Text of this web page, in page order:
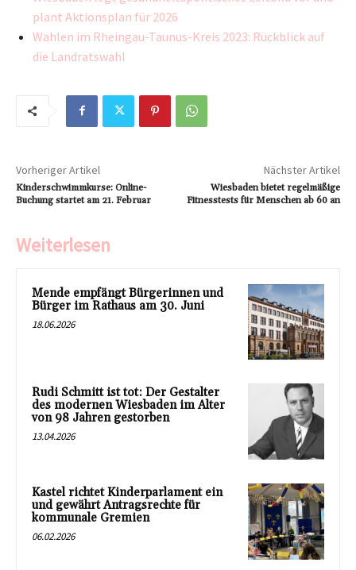
plant Aktionsplan für 2026
Wahlen im Rheingau-Taunus-Kreis 2023: Rückblick auf
die Landratswahl
Vorheriger Artikel
Kinderschwimmkurse: Online-
Buchung startet am 21. Februar
Nächster Artikel
Wiesbaden bietet regelmäßige
Fitnesstests für Menschen ab 60 an
Weiterlesen
Mende empfängt Bürgerinnen und
Bürger im Rathaus am 30. Juni
18.06.2026
Rudi Schmitt ist tot: Der Gestalter
des modernen Wiesbaden im Alter
von 98 Jahren gestorben
13.04.2026
Kastel richtet Kinderparlament ein
und gewährt Antragsrechte für
kommunale Gremien
06.02.2026